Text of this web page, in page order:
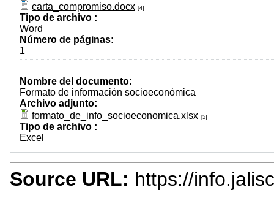
carta_compromiso.docx [4]
Tipo de archivo :
Word
Número de páginas:
1
Nombre del documento:
Formato de información socioeconómica
Archivo adjunto:
formato_de_info_socioeconomica.xlsx [5]
Tipo de archivo :
Excel
Source URL: https://